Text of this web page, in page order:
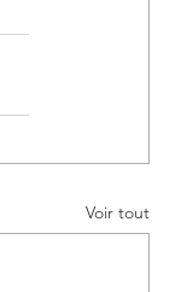
Voir tout